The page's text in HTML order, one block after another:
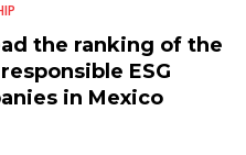
the ranking of the
ESG
in Mexico